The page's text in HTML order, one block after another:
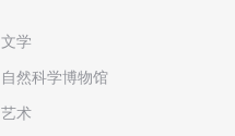
文学
自然科学博物馆
艺术